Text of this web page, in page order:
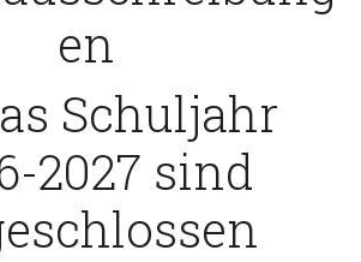
Schülern
Schulungen
Ausbildungstätigkeit
Intranet
en
Schuljahr
2027 sind